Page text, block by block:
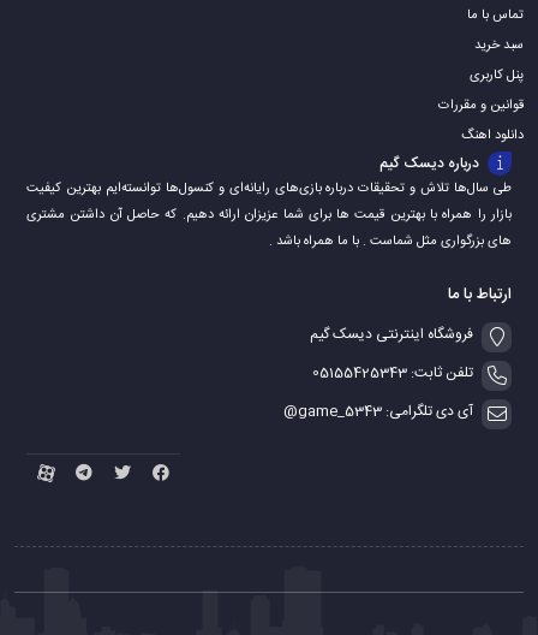
تماس با ما
سبد خرید
پنل کاربری
قوانین و مقررات
دانلود اهنگ
درباره دیسک گیم
طی سال‌ها تلاش و تحقیقات درباره بازی‌های رایانه‌ای و کنسول‌ها توانسته‌ایم بهترین کیفیت
بازار را همراه با بهترین قیمت ها برای شما عزیزان ارائه دهیم. که حاصل آن داشتن مشتری
های بزرگواری مثل شماست . با ما همراه باشد .
ارتباط با ما
فروشگاه اینترنتی دیسک گیم
تلفن ثابت: 05155425343
آی دی تلگرامی: game_5343@